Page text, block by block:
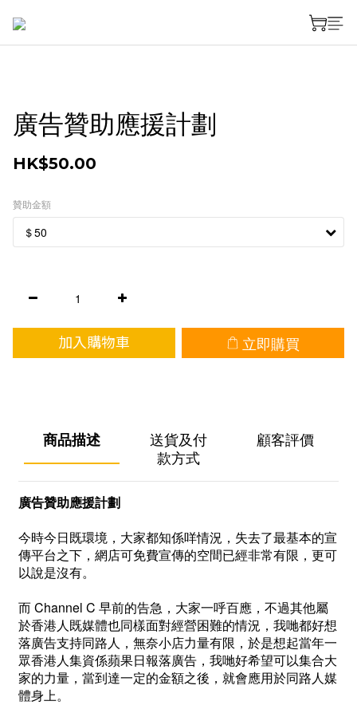
廣告贊助應援計劃
HK$50.00
贊助金額
加入購物車 立即購買
商品描述
送貨及付
款方式
顧客評價
廣告贊助應援計劃
今時今日既環境，大家都知係咩情況，失去了最基本的宣
傳平台之下，網店可免費宣傳的空間已經非常有限，更可
以說是沒有。
而 Channel C 早前的告急，大家一呼百應，不過其他屬
於香港人既媒體也同樣面對經營困難的情況，我哋都好想
落廣告支持同路人，無奈小店力量有限，於是想起當年一
眾香港人集資係蘋果日報落廣告，我哋好希望可以集合大
家的力量，當到達一定的金額之後，就會應用於同路人媒
體身上。